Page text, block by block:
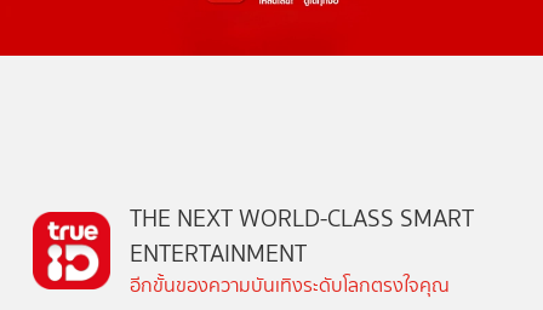
THE NEXT WORLD-CLASS SMART
ENTERTAINMENT
อีกขั้นของความบันเทิงระดับโลกตรงใจคุณ